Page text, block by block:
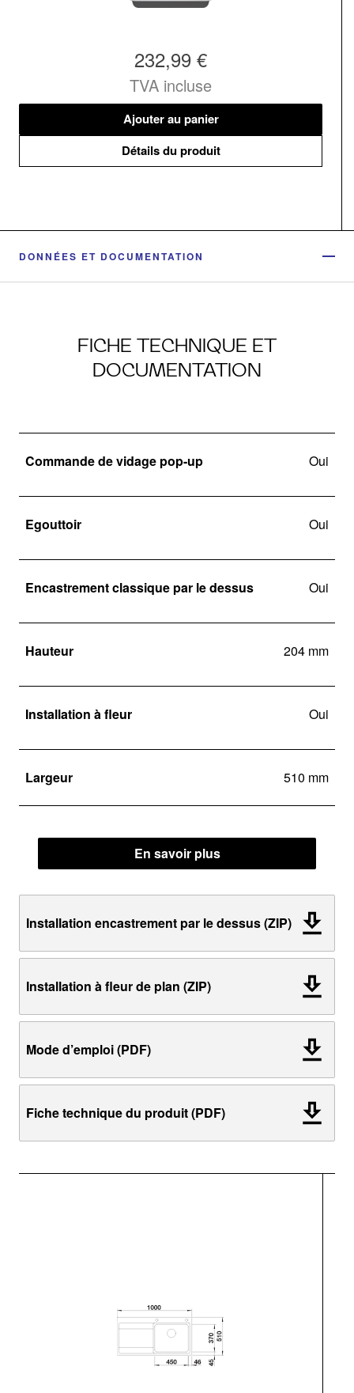
232,99 €
TVA incluse
Ajouter au panier
Détails du produit
DONNÉES ET DOCUMENTATION
FICHE TECHNIQUE ET
DOCUMENTATION
Commande de vidage pop-up Oui
Egouttoir Oui
Encastrement classique par le dessus Oui
Hauteur 204 mm
Installation à fleur Oui
Largeur 510 mm
En savoir plus
Installation encastrement par le dessus (ZIP)
Installation à fleur de plan (ZIP)
Mode d’emploi (PDF)
Fiche technique du produit (PDF)